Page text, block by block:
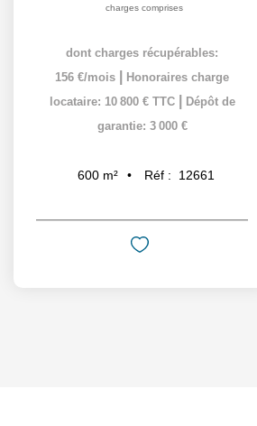
charges comprises
dont charges récupérables:
156 €/mois
Honoraires charge
locataire: 10 800 € TTC
Dépôt de
garantie: 3 000 €
600 m² Réf : 12661